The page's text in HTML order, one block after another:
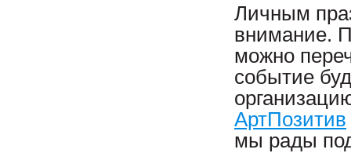
Личным
внимание.
можно
событие
АртПозитив
мы рады